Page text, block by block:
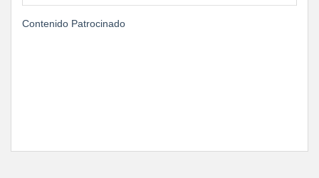
Contenido Patrocinado